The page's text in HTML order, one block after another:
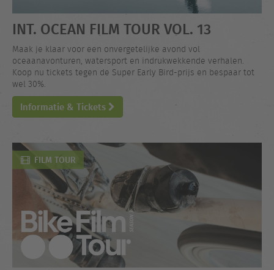
INT. OCEAN FILM TOUR VOL. 13
Maak je klaar voor een onvergetelijke avond vol
oceaanavonturen, watersport en indrukwekkende verhalen.
Koop nu tickets tegen de Super Early Bird-prijs en bespaar tot
wel 30%.
Informatie & Tickets
FILM TOUR